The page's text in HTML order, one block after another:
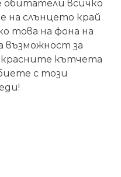
обитатели всичко
на слънцето край
това на фона на
възможност за
кътчета
с този